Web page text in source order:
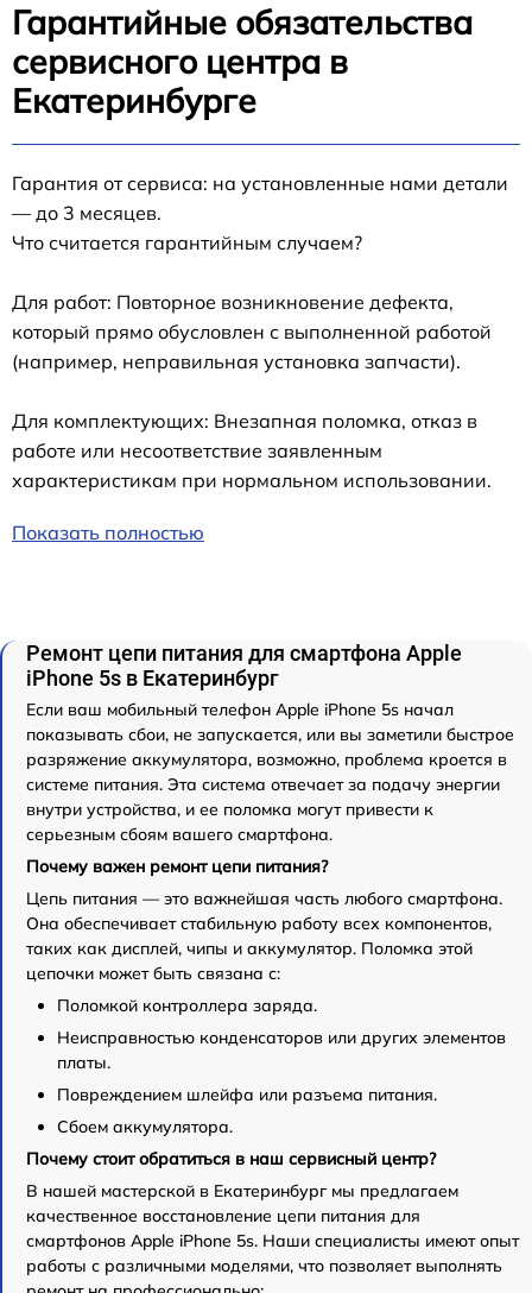
Гарантийные обязательства
сервисного центра в
Екатеринбурге
Гарантия от сервиса: на установленные нами детали
— до 3 месяцев.
Что считается гарантийным случаем?
Для работ: Повторное возникновение дефекта,
который прямо обусловлен с выполненной работой
(например, неправильная установка запчасти).
Для комплектующих: Внезапная поломка, отказ в
работе или несоответствие заявленным
характеристикам при нормальном использовании.
Показать полностью
Ремонт цепи питания для смартфона Apple
iPhone 5s в Екатеринбург
Если ваш мобильный телефон Apple iPhone 5s начал
показывать сбои, не запускается, или вы заметили быстрое
разряжение аккумулятора, возможно, проблема кроется в
системе питания. Эта система отвечает за подачу энергии
внутри устройства, и ее поломка могут привести к
серьезным сбоям вашего смартфона.
Почему важен ремонт цепи питания?
Цепь питания — это важнейшая часть любого смартфона.
Она обеспечивает стабильную работу всех компонентов,
таких как дисплей, чипы и аккумулятор. Поломка этой
цепочки может быть связана с:
Поломкой контроллера заряда.
Неисправностью конденсаторов или других элементов
платы.
Повреждением шлейфа или разъема питания.
Сбоем аккумулятора.
Почему стоит обратиться в наш сервисный центр?
В нашей мастерской в Екатеринбург мы предлагаем
качественное восстановление цепи питания для
смартфонов Apple iPhone 5s. Наши специалисты имеют опыт
работы с различными моделями, что позволяет выполнять